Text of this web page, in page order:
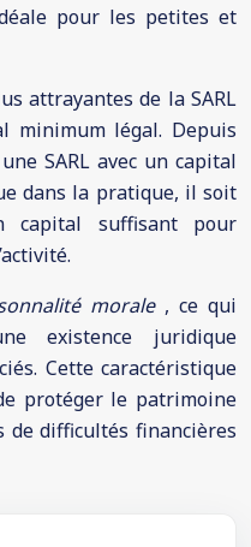
pour les petites et
attrayantes de la SARL
minimum légal. Depuis
SARL avec un capital
dans la pratique, il soit
capital suffisant pour
morale , ce qui
existence juridique
Cette caractéristique
protéger le patrimoine
de difficultés financières